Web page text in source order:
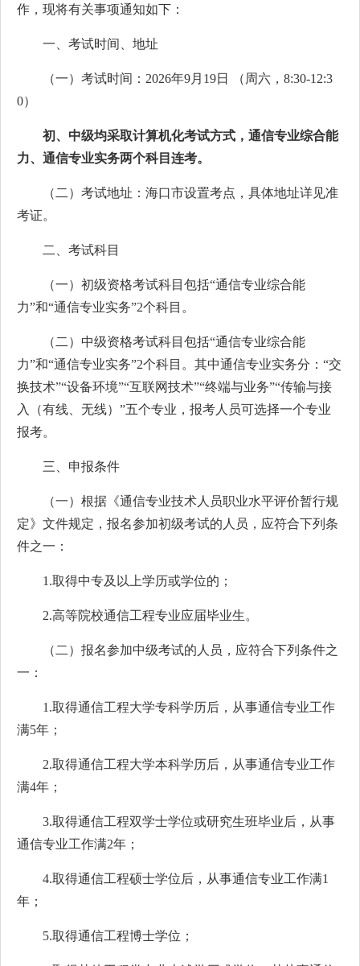
作，现将有关事项通知如下：
一、考试时间、地址
（一）考试时间：2026年9月19日 （周六，8:30-12:3
0）
初、中级均采取计算机化考试方式，通信专业综合能
力、通信专业实务两个科目连考。
（二）考试地址：海口市设置考点，具体地址详见准
考证。
二、考试科目
（一）初级资格考试科目包括“通信专业综合能
力”和“通信专业实务”2个科目。
（二）中级资格考试科目包括“通信专业综合能
力”和“通信专业实务”2个科目。其中通信专业实务分：“交
换技术”“设备环境”“互联网技术”“终端与业务”“传输与接
入（有线、无线）”五个专业，报考人员可选择一个专业
报考。
三、申报条件
（一）根据《通信专业技术人员职业水平评价暂行规
定》文件规定，报名参加初级考试的人员，应符合下列条
件之一：
1.取得中专及以上学历或学位的；
2.高等院校通信工程专业应届毕业生。
（二）报名参加中级考试的人员，应符合下列条件之
一：
1.取得通信工程大学专科学历后，从事通信专业工作
满5年；
2.取得通信工程大学本科学历后，从事通信专业工作
满4年；
3.取得通信工程双学士学位或研究生班毕业后，从事
通信专业工作满2年；
4.取得通信工程硕士学位后，从事通信专业工作满1
年；
5.取得通信工程博士学位；